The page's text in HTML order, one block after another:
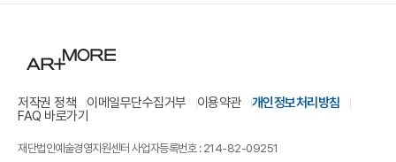
저작권 정책 이메일무단수집거부 이용약관
개인정보처리방침
FAQ 바로가기
재단법인예술경영지원센터 사업자등록번호 : 214-82-09251